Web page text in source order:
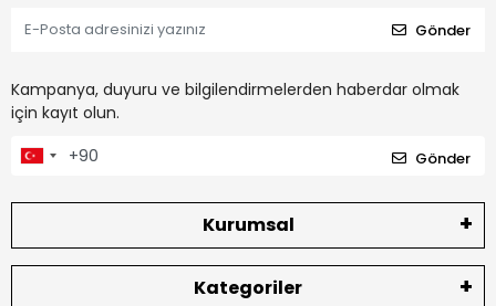
Gönder
Kampanya, duyuru ve bilgilendirmelerden haberdar olmak
için kayıt olun.
Gönder
Kurumsal
Kategoriler